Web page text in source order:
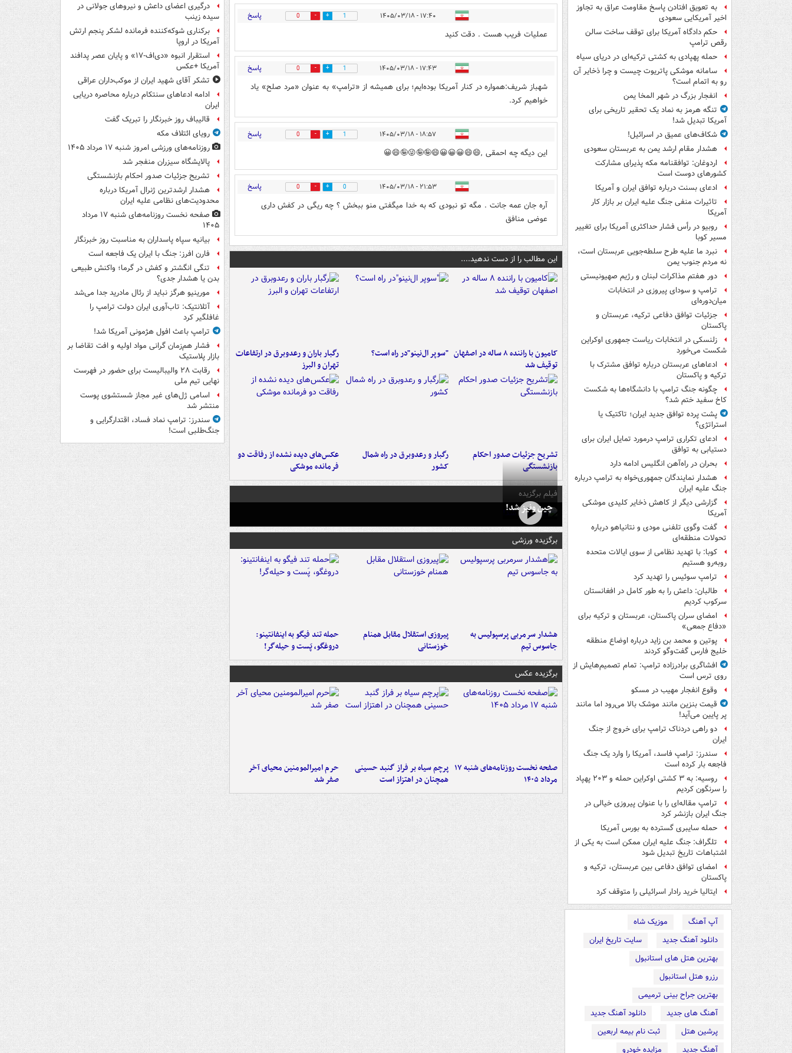
به تعویق افتادن پاسخ مقاومت عراق به تجاوز
اخیر آمریکایی سعودی
حکم دادگاه آمریکا برای توقف ساخت سالن
رقص ترامپ
حمله پهپادی به کشتی ترکیه‌ای در دریای سیاه
سامانه موشکی پاتریوت چیست و چرا ذخایر آن
رو به اتمام است؟
انفجار بزرگ در شهر المخا یمن
تنگه هرمز به نماد یک تحقیر تاریخی برای
آمریکا تبدیل شد!
شکاف‌های عمیق در اسرائیل!
هشدار مقام ارشد یمن به عربستان سعودی
اردوغان: توافقنامه مکه پذیرای مشارکت
کشورهای دوست است
ادعای بسنت درباره توافق ایران و آمریکا
تاثیرات منفی جنگ علیه ایران بر بازار کار
آمریکا
روبیو در رأس فشار حداکثری آمریکا برای تغییر
مسیر کوبا
نبرد ما علیه طرح سلطه‌جویی عربستان است،
نه مردم جنوب یمن
دور هفتم مذاکرات لبنان و رژیم صهیونیستی
ترامپ و سودای پیروزی در انتخابات
میان‌دوره‌ای
جزئیات توافق دفاعی ترکیه، عربستان و
پاکستان
زلنسکی در انتخابات ریاست جمهوری اوکراین
شکست می‌خورد
ادعاهای عربستان درباره توافق مشترک با
ترکیه و پاکستان
چگونه جنگ ترامپ با دانشگاه‌ها به شکست
کاخ سفید ختم شد؟
پشت پرده توافق جدید ایران؛ تاکتیک یا
استراتژی؟
ادعای تکراری ترامپ درمورد تمایل ایران برای
دستیابی به توافق
بحران در راه‌آهن انگلیس ادامه دارد
هشدار نمایندگان جمهوری‌خواه به ترامپ درباره
جنگ علیه ایران
گزارشی دیگر از کاهش ذخایر کلیدی موشکی
آمریکا
گفت وگوی تلفنی مودی و نتانیاهو درباره
تحولات منطقه‌ای
کوبا: با تهدید نظامی از سوی ایالات متحده
روبه‌رو هستیم
ترامپ سوئیس را تهدید کرد
طالبان: داعش را به طور کامل در افغانستان
سرکوب کردیم
امضای سران پاکستان، عربستان و ترکیه برای
«دفاع جمعی»
پوتین و محمد بن زاید درباره اوضاع منطقه
خلیج فارس گفت‌وگو کردند
افشاگری برادرزاده ترامپ: تمام تصمیم‌هایش از
روی ترس است
وقوع انفجار مهیب در مسکو
قیمت بنزین مانند موشک بالا می‌رود اما مانند
پر پایین می‌آید!
دو راهی دردناک ترامپ برای خروج از جنگ
ایران
سندرز: ترامپ فاسد، آمریکا را وارد یک جنگ
فاجعه بار کرده است
روسیه: به ۳ کشتی اوکراین حمله و ۲۰۳ پهپاد
را سرنگون کردیم
ترامپ مقاله‌ای را با عنوان پیروزی خیالی در
جنگ ایران بازنشر کرد
حمله سایبری گسترده به بورس آمریکا
تلگراف: جنگ علیه ایران ممکن است به یکی از
اشتباهات تاریخ تبدیل شود
امضای توافق دفاعی بین عربستان، ترکیه و
پاکستان
ایتالیا خرید رادار اسرائیلی را متوقف کرد
آپ آهنگ
موزیک شاه
دانلود آهنگ جدید
سایت تاریخ ایران
بهترین هتل های استانبول
رزرو هتل استانبول
بهترین جراح بینی ترمیمی
آهنگ های جدید
دانلود آهنگ جدید
پرشین هتل
ثبت نام بیمه اربعین
آهنگ جدید
مزایده خودرو
۱۷:۴۰ - ۱۴۰۵/۰۳/۱۸ 1
0 پاسخ
عملیات فریب هست . دقت کنید
۱۷:۴۳ - ۱۴۰۵/۰۳/۱۸ 1
0 پاسخ
شهباز شریف:همواره در کنار آمریکا بوده‌ایم؛ برای همیشه از «ترامپ» به عنوان «مرد صلح» یاد
خواهیم کرد.
۱۸:۵۷ - ۱۴۰۵/۰۳/۱۸ 1
0 پاسخ
این دیگه چه احمقی ,😄😄😀😀😀😄🤪🤪😜🤪😄😀
۲۱:۵۳ - ۱۴۰۵/۰۳/۱۸ 0
0 پاسخ
آره جان عمه جانت . مگه تو نبودی که به خدا میگفتی منو ببخش ؟ چه ریگی در کفش داری
عوضی منافق
این مطالب را از دست ندهید....
کامیون با راننده ۸ ساله در اصفهان
توقیف شد
"سوپر ال‌نینو"در راه است؟
رگبار باران و رعدوبرق در ارتفاعات
تهران و البرز
تشریح جزئیات صدور احکام
بازنشستگی
رگبار و رعدوبرق در راه شمال
کشور
عکس‌های دیده نشده از رفاقت دو
فرمانده‌ موشکی
فیلم برگزیده
چین ونیز شد!
برگزیده ورزشی
هشدار سرمربی پرسپولیس به
جاسوس تیم
پیروزی استقلال مقابل همنام
خوزستانی
حمله تند فیگو به اینفانتینو:
دروغگو، پَست‌ و حیله‌گر!
برگزیده عکس
صفحه نخست روزنامه‌های شنبه ۱۷
مرداد ۱۴۰۵
پرچم سیاه بر فراز گنبد حسینی
همچنان در اهتزاز است
حرم امیرالمومنین محیای آخر
صفر شد
درگیری اعضای داعش و نیروهای جولانی در
سیده زینب
برکناری شوکه‌کننده فرمانده لشکر پنجم ارتش
آمریکا در اروپا
استقرار انبوه «دی‌اف‑۱۷» و پایان عصر پدافند
آمریکا +عکس
تشکر آقای شهید ایران از موکب‌داران عراقی
ادامه ادعاهای سنتکام درباره محاصره دریایی
ایران
قالیباف روز خبرنگار را تبریک گفت
رویای ائتلاف مکه
روزنامه‌های ورزشی امروز ‌شنبه ۱۷ مرداد ۱۴۰۵
پالایشگاه سیزران منفجر شد
تشریح جزئیات صدور احکام بازنشستگی
هشدار ارشدترین ژنرال آمریکا درباره
محدودیت‌های نظامی علیه ایران
صفحه نخست روزنامه‌های شنبه ۱۷ مرداد
۱۴۰۵
بیانیه سپاه پاسداران به مناسبت روز خبرنگار
فارن افرز: جنگ با ایران یک فاجعه است
تنگی انگشتر و کفش در گرما؛ واکنش طبیعی
بدن یا هشدار جدی؟
مورینیو هرگز نباید از رئال مادرید جدا می‌شد
آتلانتیک: تاب‌آوری ایران دولت ترامپ را
غافلگیر کرد
ترامپ باعث افول هژمونی آمریکا شد!
فشار هم‌زمان گرانی مواد اولیه و افت تقاضا بر
بازار پلاستیک
رقابت ۲۸ والیبالیست برای حضور در فهرست
نهایی تیم ملی
اسامی ژل‌های غیر مجاز شستشوی پوست
منتشر شد
سندرز: ترامپ نماد فساد، اقتدارگرایی و
جنگ‌طلبی است!